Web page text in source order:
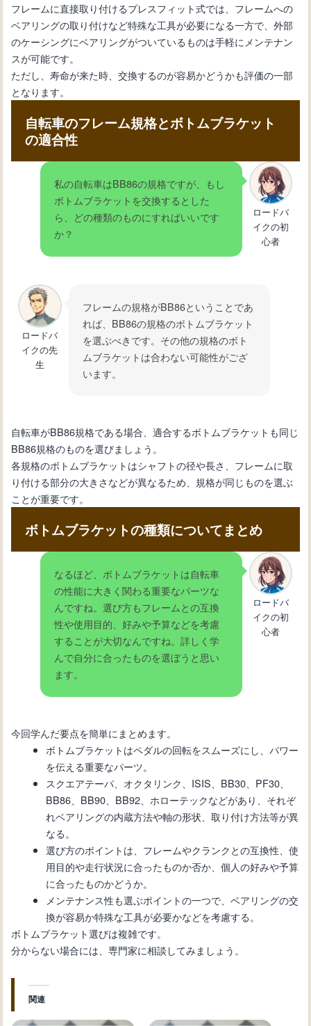
フレームに直接取り付けるプレスフィット式では、フレームへの
ベアリングの取り付けなど特殊な工具が必要になる一方で、外部
のケーシングにベアリングがついているものは手軽にメンテナン
スが可能です。
ただし、寿命が来た時、交換するのが容易かどうかも評価の一部
となります。
自転車のフレーム規格とボトムブラケット
の適合性
私の自転車はBB86の規格ですが、もし
ボトムブラケットを交換するとした
ら、どの種類のものにすればいいです
か？
ロードバ
イクの初
心者
ロードバ
イクの先
生
フレームの規格がBB86ということであ
れば、BB86の規格のボトムブラケット
を選ぶべきです。その他の規格のボト
ムブラケットは合わない可能性がござ
います。
自転車がBB86規格である場合、適合するボトムブラケットも同じ
BB86規格のものを選びましょう。
各規格のボトムブラケットはシャフトの径や長さ、フレームに取
り付ける部分の大きさなどが異なるため、規格が同じものを選ぶ
ことが重要です。
ボトムブラケットの種類についてまとめ
なるほど、ボトムブラケットは自転車
の性能に大きく関わる重要なパーツな
んですね。選び方もフレームとの互換
性や使用目的、好みや予算などを考慮
することが大切なんですね。詳しく学
んで自分に合ったものを選ぼうと思い
ます。
ロードバ
イクの初
心者
今回学んだ要点を簡単にまとめます。
ボトムブラケットはペダルの回転をスムーズにし、パワー
を伝える重要なパーツ。
スクエアテーパ、オクタリンク、ISIS、BB30、PF30、
BB86、BB90、BB92、ホローテックなどがあり、それぞ
れベアリングの内蔵方法や軸の形状、取り付け方法等が異
なる。
選び方のポイントは、フレームやクランクとの互換性、使
用目的や走行状況に合ったものか否か、個人の好みや予算
に合ったものかどうか。
メンテナンス性も選ぶポイントの一つで、ベアリングの交
換が容易か特殊な工具が必要かなどを考慮する。
ボトムブラケット選びは複雑です。
分からない場合には、専門家に相談してみましょう。
関連